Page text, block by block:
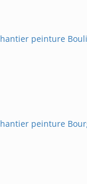
peinture
peinture